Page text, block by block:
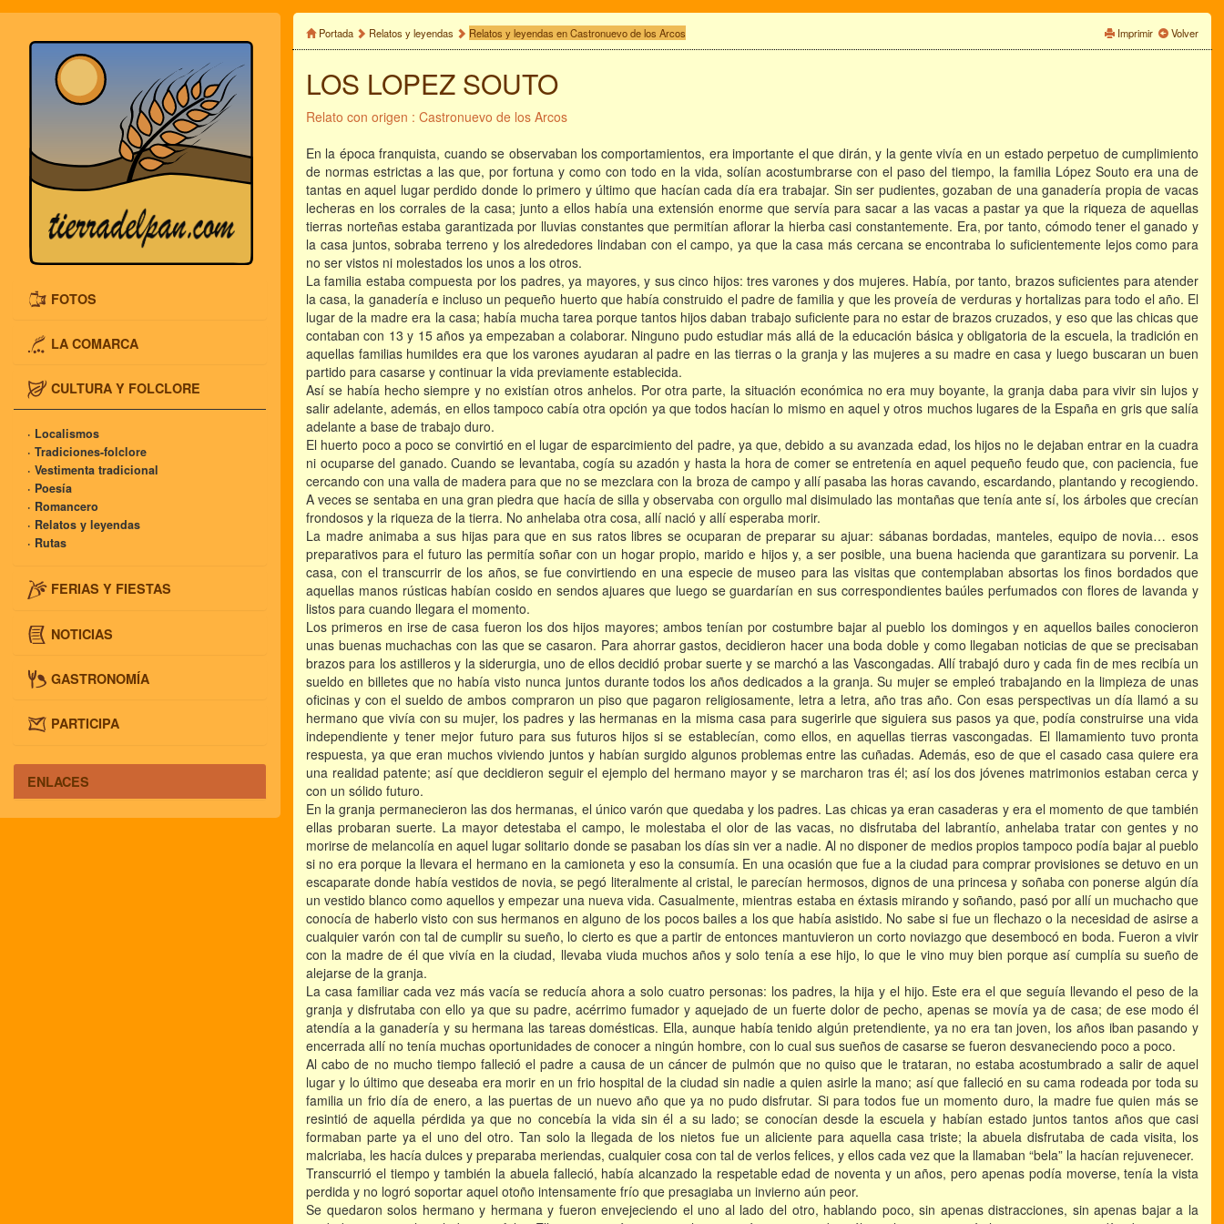
FOTOS
LA COMARCA
CULTURA Y FOLCLORE
· Localismos
· Tradiciones-folclore
· Vestimenta tradicional
· Poesía
· Romancero
· Relatos y leyendas
· Rutas
FERIAS Y FIESTAS
NOTICIAS
GASTRONOMÍA
PARTICIPA
ENLACES
Portada Relatos y leyendas Relatos y leyendas en Castronuevo de los Arcos Imprimir Volver
LOS LOPEZ SOUTO
Relato con origen : Castronuevo de los Arcos
En la época franquista, cuando se observaban los comportamientos, era importante el que dirán, y la gente vivía en un estado perpetuo de cumplimiento
de normas estrictas a las que, por fortuna y como con todo en la vida, solían acostumbrarse con el paso del tiempo, la familia López Souto era una de
tantas en aquel lugar perdido donde lo primero y último que hacían cada día era trabajar. Sin ser pudientes, gozaban de una ganadería propia de vacas
lecheras en los corrales de la casa; junto a ellos había una extensión enorme que servía para sacar a las vacas a pastar ya que la riqueza de aquellas
tierras norteñas estaba garantizada por lluvias constantes que permitían aflorar la hierba casi constantemente. Era, por tanto, cómodo tener el ganado y
la casa juntos, sobraba terreno y los alrededores lindaban con el campo, ya que la casa más cercana se encontraba lo suficientemente lejos como para
no ser vistos ni molestados los unos a los otros.
La familia estaba compuesta por los padres, ya mayores, y sus cinco hijos: tres varones y dos mujeres. Había, por tanto, brazos suficientes para atender
la casa, la ganadería e incluso un pequeño huerto que había construido el padre de familia y que les proveía de verduras y hortalizas para todo el año. El
lugar de la madre era la casa; había mucha tarea porque tantos hijos daban trabajo suficiente para no estar de brazos cruzados, y eso que las chicas que
contaban con 13 y 15 años ya empezaban a colaborar. Ninguno pudo estudiar más allá de la educación básica y obligatoria de la escuela, la tradición en
aquellas familias humildes era que los varones ayudaran al padre en las tierras o la granja y las mujeres a su madre en casa y luego buscaran un buen
partido para casarse y continuar la vida previamente establecida.
Así se había hecho siempre y no existían otros anhelos. Por otra parte, la situación económica no era muy boyante, la granja daba para vivir sin lujos y
salir adelante, además, en ellos tampoco cabía otra opción ya que todos hacían lo mismo en aquel y otros muchos lugares de la España en gris que salía
adelante a base de trabajo duro.
El huerto poco a poco se convirtió en el lugar de esparcimiento del padre, ya que, debido a su avanzada edad, los hijos no le dejaban entrar en la cuadra
ni ocuparse del ganado. Cuando se levantaba, cogía su azadón y hasta la hora de comer se entretenía en aquel pequeño feudo que, con paciencia, fue
cercando con una valla de madera para que no se mezclara con la broza de campo y allí pasaba las horas cavando, escardando, plantando y recogiendo.
A veces se sentaba en una gran piedra que hacía de silla y observaba con orgullo mal disimulado las montañas que tenía ante sí, los árboles que crecían
frondosos y la riqueza de la tierra. No anhelaba otra cosa, allí nació y allí esperaba morir.
La madre animaba a sus hijas para que en sus ratos libres se ocuparan de preparar su ajuar: sábanas bordadas, manteles, equipo de novia… esos
preparativos para el futuro las permitía soñar con un hogar propio, marido e hijos y, a ser posible, una buena hacienda que garantizara su porvenir. La
casa, con el transcurrir de los años, se fue convirtiendo en una especie de museo para las visitas que contemplaban absortas los finos bordados que
aquellas manos rústicas habían cosido en sendos ajuares que luego se guardarían en sus correspondientes baúles perfumados con flores de lavanda y
listos para cuando llegara el momento.
Los primeros en irse de casa fueron los dos hijos mayores; ambos tenían por costumbre bajar al pueblo los domingos y en aquellos bailes conocieron
unas buenas muchachas con las que se casaron. Para ahorrar gastos, decidieron hacer una boda doble y como llegaban noticias de que se precisaban
brazos para los astilleros y la siderurgia, uno de ellos decidió probar suerte y se marchó a las Vascongadas. Allí trabajó duro y cada fin de mes recibía un
sueldo en billetes que no había visto nunca juntos durante todos los años dedicados a la granja. Su mujer se empleó trabajando en la limpieza de unas
oficinas y con el sueldo de ambos compraron un piso que pagaron religiosamente, letra a letra, año tras año. Con esas perspectivas un día llamó a su
hermano que vivía con su mujer, los padres y las hermanas en la misma casa para sugerirle que siguiera sus pasos ya que, podía construirse una vida
independiente y tener mejor futuro para sus futuros hijos si se establecían, como ellos, en aquellas tierras vascongadas. El llamamiento tuvo pronta
respuesta, ya que eran muchos viviendo juntos y habían surgido algunos problemas entre las cuñadas. Además, eso de que el casado casa quiere era
una realidad patente; así que decidieron seguir el ejemplo del hermano mayor y se marcharon tras él; así los dos jóvenes matrimonios estaban cerca y
con un sólido futuro.
En la granja permanecieron las dos hermanas, el único varón que quedaba y los padres. Las chicas ya eran casaderas y era el momento de que también
ellas probaran suerte. La mayor detestaba el campo, le molestaba el olor de las vacas, no disfrutaba del labrantío, anhelaba tratar con gentes y no
morirse de melancolía en aquel lugar solitario donde se pasaban los días sin ver a nadie. Al no disponer de medios propios tampoco podía bajar al pueblo
si no era porque la llevara el hermano en la camioneta y eso la consumía. En una ocasión que fue a la ciudad para comprar provisiones se detuvo en un
escaparate donde había vestidos de novia, se pegó literalmente al cristal, le parecían hermosos, dignos de una princesa y soñaba con ponerse algún día
un vestido blanco como aquellos y empezar una nueva vida. Casualmente, mientras estaba en éxtasis mirando y soñando, pasó por allí un muchacho que
conocía de haberlo visto con sus hermanos en alguno de los pocos bailes a los que había asistido. No sabe si fue un flechazo o la necesidad de asirse a
cualquier varón con tal de cumplir su sueño, lo cierto es que a partir de entonces mantuvieron un corto noviazgo que desembocó en boda. Fueron a vivir
con la madre de él que vivía en la ciudad, llevaba viuda muchos años y solo tenía a ese hijo, lo que le vino muy bien porque así cumplía su sueño de
alejarse de la granja.
La casa familiar cada vez más vacía se reducía ahora a solo cuatro personas: los padres, la hija y el hijo. Este era el que seguía llevando el peso de la
granja y disfrutaba con ello ya que su padre, acérrimo fumador y aquejado de un fuerte dolor de pecho, apenas se movía ya de casa; de ese modo él
atendía a la ganadería y su hermana las tareas domésticas. Ella, aunque había tenido algún pretendiente, ya no era tan joven, los años iban pasando y
encerrada allí no tenía muchas oportunidades de conocer a ningún hombre, con lo cual sus sueños de casarse se fueron desvaneciendo poco a poco.
Al cabo de no mucho tiempo falleció el padre a causa de un cáncer de pulmón que no quiso que le trataran, no estaba acostumbrado a salir de aquel
lugar y lo último que deseaba era morir en un frio hospital de la ciudad sin nadie a quien asirle la mano; así que falleció en su cama rodeada por toda su
familia un frio día de enero, a las puertas de un nuevo año que ya no pudo disfrutar. Si para todos fue un momento duro, la madre fue quien más se
resintió de aquella pérdida ya que no concebía la vida sin él a su lado; se conocían desde la escuela y habían estado juntos tantos años que casi
formaban parte ya el uno del otro. Tan solo la llegada de los nietos fue un aliciente para aquella casa triste; la abuela disfrutaba de cada visita, los
malcriaba, les hacía dulces y preparaba meriendas, cualquier cosa con tal de verlos felices, y ellos cada vez que la llamaban “bela” la hacían rejuvenecer.
Transcurrió el tiempo y también la abuela falleció, había alcanzado la respetable edad de noventa y un años, pero apenas podía moverse, tenía la vista
perdida y no logró soportar aquel otoño intensamente frío que presagiaba un invierno aún peor.
Se quedaron solos hermano y hermana y fueron envejeciendo el uno al lado del otro, hablando poco, sin apenas distracciones, sin apenas bajar a la